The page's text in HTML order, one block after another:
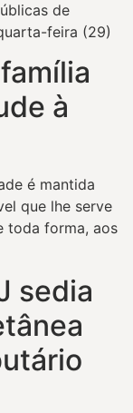
de
feira (29)
à
é mantida
que lhe serve
toda forma, aos
sedia